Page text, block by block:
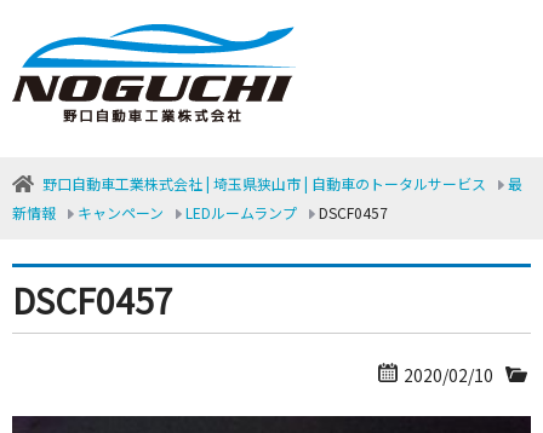
野口自動車工業株式会社 | 埼玉県狭山市 | 自動車のトータルサービス
最
新情報
キャンペーン LEDルームランプ DSCF0457
DSCF0457
2020/02/10